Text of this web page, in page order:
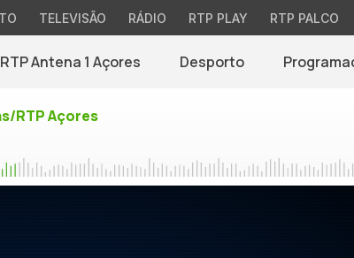
TELEVISÃO RÁDIO RTP PLAY RTP PALCO
RTP Antena 1 Açores Desporto
RTP Açores